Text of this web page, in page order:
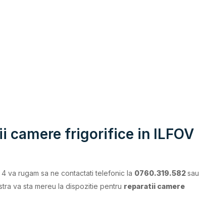
camere frigorifice in ILFOV
va rugam sa ne contactati telefonic la 0760.319.582sau
va sta mereu la dispozitie pentru reparatii camere